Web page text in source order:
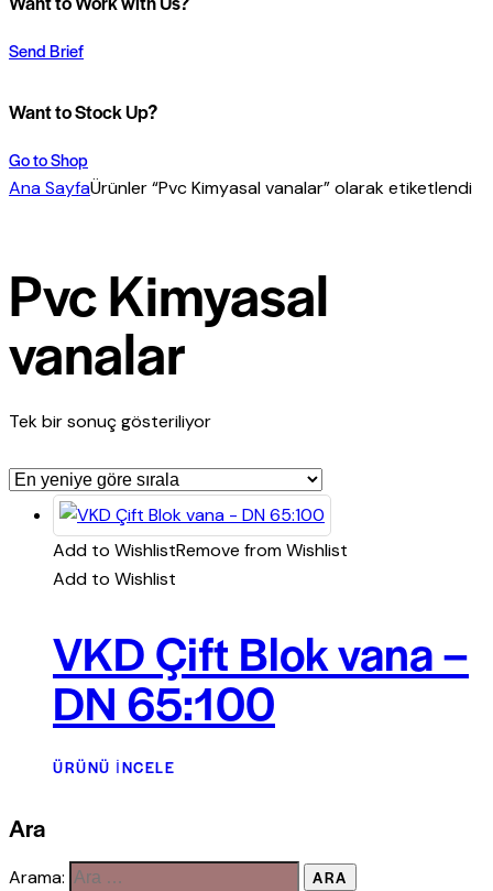
Send Brief
Want to Stock Up?
Go to Shop
Ana SayfaÜrünler “Pvc Kimyasal vanalar” olarak etiketlendi
Pvc Kimyasal
vanalar
Tek bir sonuç gösteriliyor
Add to WishlistRemove from Wishlist
Add to Wishlist
VKD Çift Blok vana –
DN 65:100
ÜRÜNÜ İNCELE
Ara
Arama: